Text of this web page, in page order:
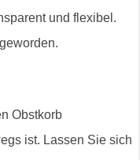
und flexibel.
Obstkorb
ist. Lassen Sie sich